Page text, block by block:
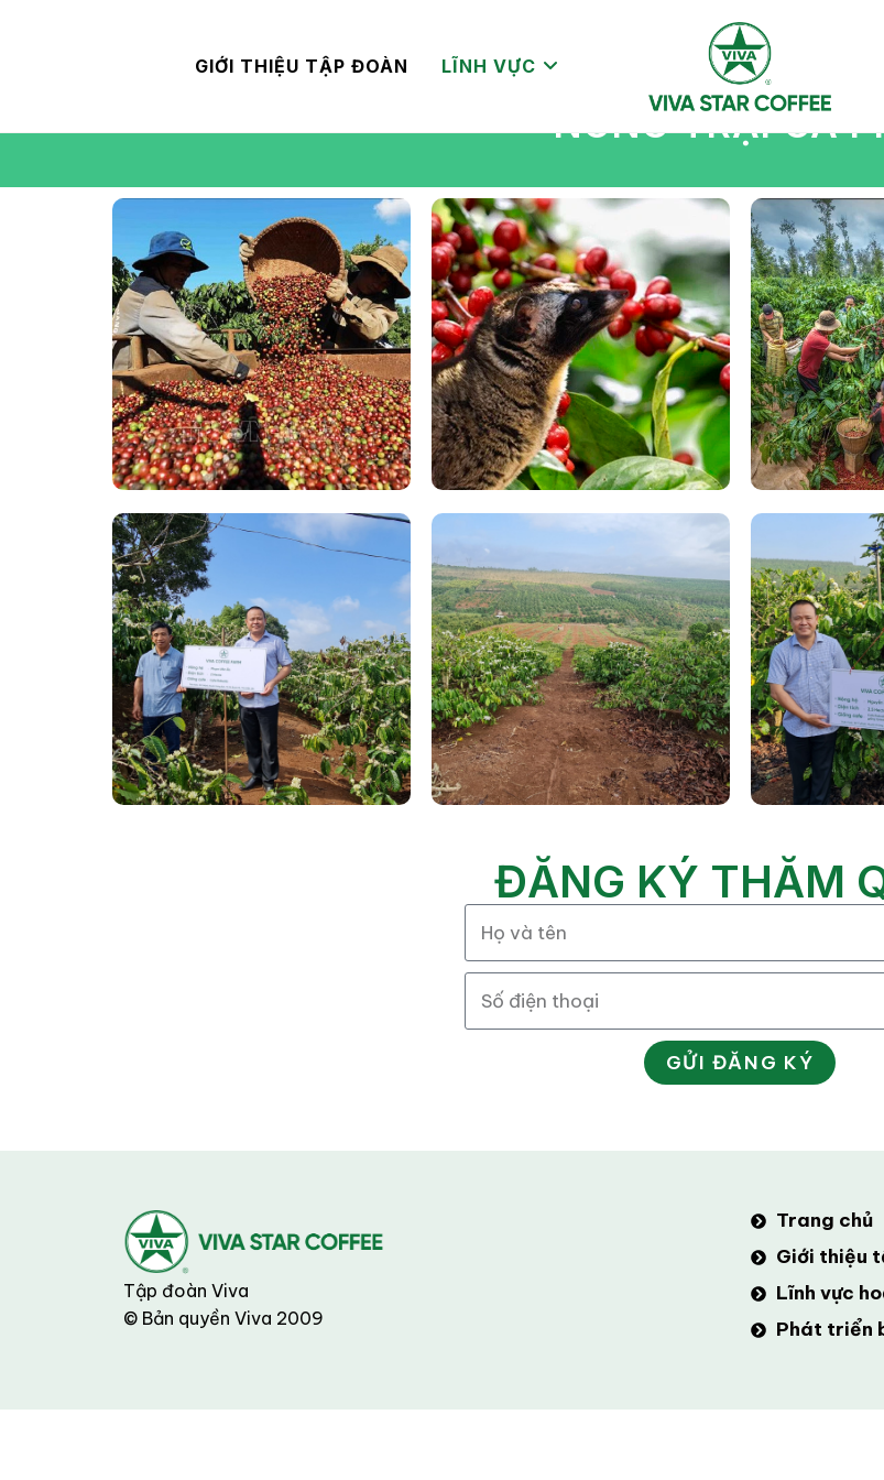
GIỚI THIỆU TẬP ĐOÀN LĨNH VỰC
NÔNG TRẠI CÀ
ĐĂNG KÝ THĂM
GỬI ĐĂNG KÝ
Tập đoàn Viva
© Bản quyền Viva 2009
Trang chủ
Giới thiệu
Lĩnh vực
Phát triển